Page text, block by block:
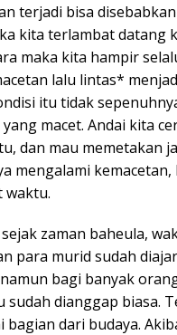
terjadi bisa
kita terlambat datang
maka kita hampir
lalu lintas*
itu tidak
macet. Andai kita
dan mau memetakan
mengalami kemacetan,
waktu.
zaman baheula,
para murid sudah
namun bagi banyak
sudah dianggap biasa.
bagian dari budaya.